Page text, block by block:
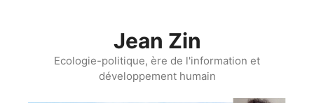
Jean Zin
Ecologie-politique, ère de l'information et
développement humain